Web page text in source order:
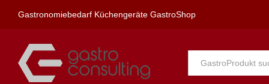
Gastronomiebedarf Küchengeräte GastroShop
Alle
Beschreibung